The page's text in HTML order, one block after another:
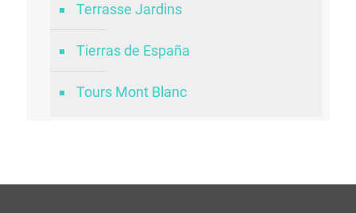
Terrasse Jardins
Tierras de España
Tours Mont Blanc